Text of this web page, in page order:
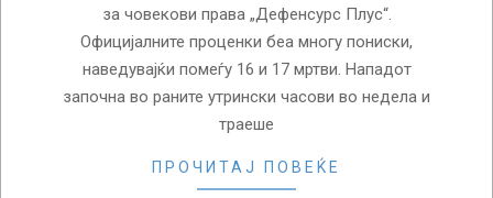
за човекови права „Дефенсурс Плус“.
Официјалните проценки беа многу пониски,
наведувајќи помеѓу 16 и 17 мртви. Нападот
започна во раните утрински часови во недела и
траеше
ПРОЧИТАЈ ПОВЕЌЕ